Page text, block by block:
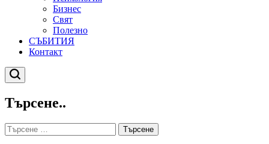
Бизнес
Свят
Полезно
СЪБИТИЯ
Контакт
Търсене
Търсене..
Търсене
за: